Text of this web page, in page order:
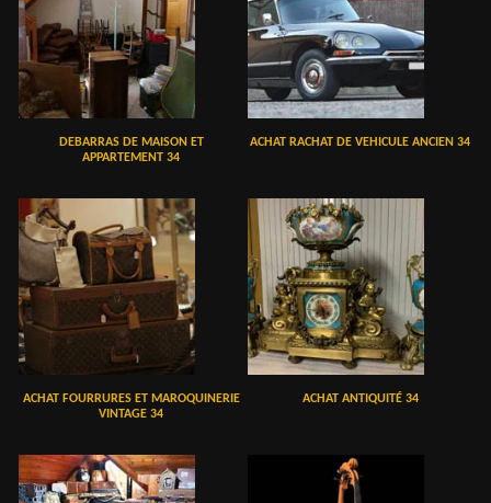
DEBARRAS DE MAISON ET
APPARTEMENT 34
ACHAT RACHAT DE VEHICULE ANCIEN 34
ACHAT FOURRURES ET MAROQUINERIE
VINTAGE 34
ACHAT ANTIQUITÉ 34